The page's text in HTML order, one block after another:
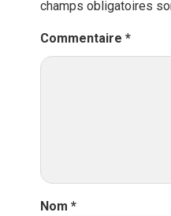
champs obligatoires
Commentaire*
Nom*